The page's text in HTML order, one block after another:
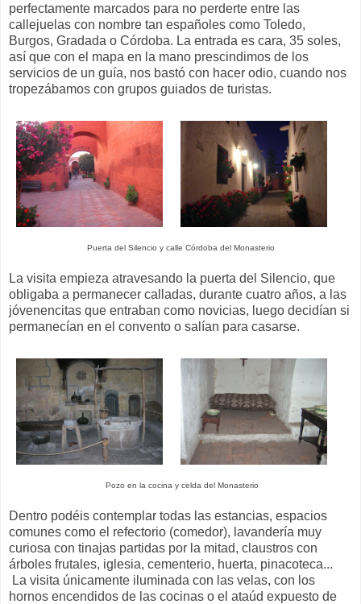
perfectamente marcados para no perderte entre las
callejuelas con nombre tan españoles como Toledo,
Burgos, Gradada o Córdoba. La entrada es cara, 35 soles,
así que con el mapa en la mano prescindimos de los
servicios de un guía, nos bastó con hacer odio, cuando nos
tropezábamos con grupos guiados de turistas.
Puerta del Silencio y calle Córdoba del Monasterio
La visita empieza atravesando la puerta del Silencio, que
obligaba a permanecer calladas, durante cuatro años, a las
jóvenencitas que entraban como novicias, luego decidían si
permanecían en el convento o salían para casarse.
Pozo en la cocina y celda del Monasterio
Dentro podéis contemplar todas las estancias, espacios
comunes como el refectorio (comedor), lavandería muy
curiosa con tinajas partidas por la mitad, claustros con
árboles frutales, iglesia, cementerio, huerta, pinacoteca...
La visita únicamente iluminada con las velas, con los
hornos encendidos de las cocinas o el ataúd expuesto de